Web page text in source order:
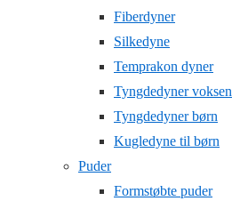
Fiberdyner
Silkedyne
Temprakon dyner
Tyngdedyner voksen
Tyngdedyner børn
Kugledyne til børn
Puder
Formstøbte puder